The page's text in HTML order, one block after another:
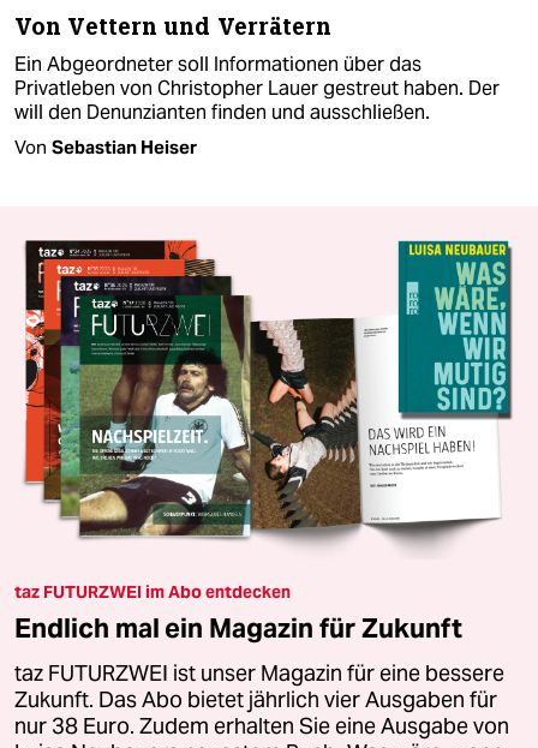
Von Vettern und Verrätern
Ein Abgeordneter soll Informationen über das
Privatleben von Christopher Lauer gestreut haben. Der
will den Denunzianten finden und ausschließen.
Von Sebastian Heiser
taz FUTURZWEI im Abo entdecken
Endlich mal ein Magazin für Zukunft
taz FUTURZWEI ist unser Magazin für eine bessere
Zukunft. Das Abo bietet jährlich vier Ausgaben für
nur 38 Euro. Zudem erhalten Sie eine Ausgabe von